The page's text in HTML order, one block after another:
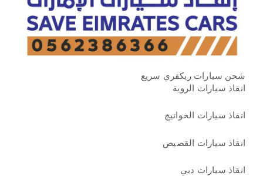
شحن سيارات ريكفري سريع
انقاذ سيارات الروية
انقاذ سيارات الخوانيج
انقاذ سيارات القصيص
انقاذ سيارات دبي